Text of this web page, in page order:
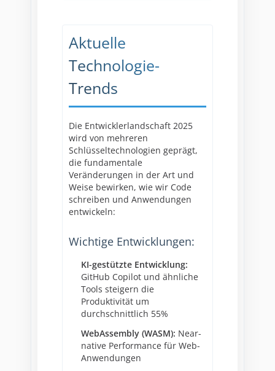
Aktuelle
Technologie-
Trends
Die Entwicklerlandschaft 2025
wird von mehreren
Schlüsseltechnologien geprägt,
die fundamentale
Veränderungen in der Art und
Weise bewirken, wie wir Code
schreiben und Anwendungen
entwickeln:
Wichtige Entwicklungen:
KI-gestützte Entwicklung:
GitHub Copilot und ähnliche
Tools steigern die
Produktivität um
durchschnittlich 55%
WebAssembly (WASM): Near-
native Performance für Web-
Anwendungen